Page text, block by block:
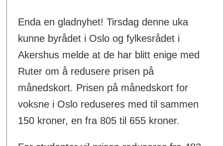
Enda en gladnyhet! Tirsdag denne uka
kunne byrådet i Oslo og fylkesrådet i
Akershus melde at de har blitt enige med
Ruter om å redusere prisen på
månedskort. Prisen på månedskort for
voksne i Oslo reduseres med til sammen
150 kroner, en fra 805 til 655 kroner.